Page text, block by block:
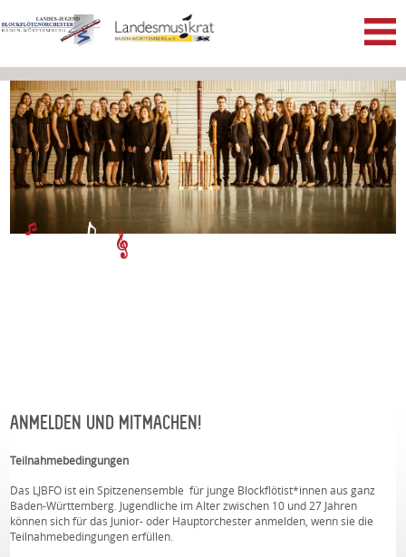
ANMELDEN UND MITMACHEN!
Teilnahmebedingungen
Das LJBFO ist ein Spitzenensemble für junge Blockflötist*innen aus ganz
Baden-Württemberg. Jugendliche im Alter zwischen 10 und 27 Jahren
können sich für das Junior- oder Hauptorchester anmelden, wenn sie die
Teilnahmebedingungen erfüllen.